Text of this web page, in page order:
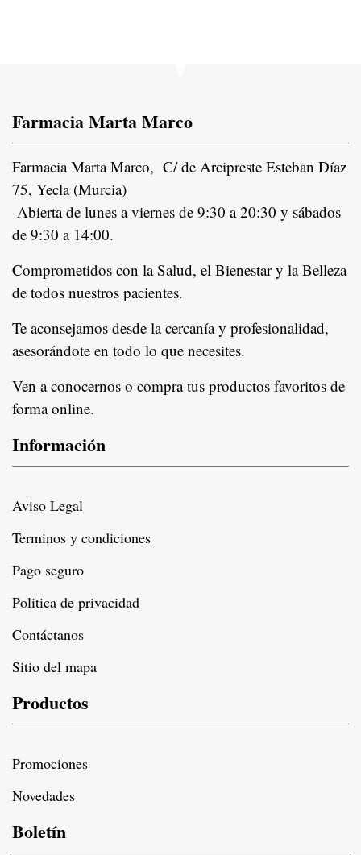
Farmacia Marta Marco
Farmacia Marta Marco, C/ de Arcipreste Esteban Díaz
75, Yecla (Murcia)
Abierta de lunes a viernes de 9:30 a 20:30 y sábados
de 9:30 a 14:00.
Comprometidos con la Salud, el Bienestar y la Belleza
de todos nuestros pacientes.
Te aconsejamos desde la cercanía y profesionalidad,
asesorándote en todo lo que necesites.
Ven a conocernos o compra tus productos favoritos de
forma online.
Información
Aviso Legal
Terminos y condiciones
Pago seguro
Politica de privacidad
Contáctanos
Sitio del mapa
Productos
Promociones
Novedades
Boletín